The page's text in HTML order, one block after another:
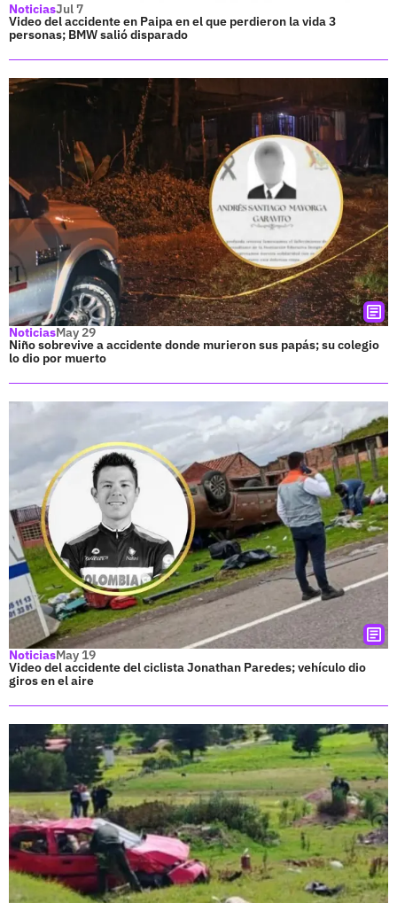
NoticiasJul 7
Video del accidente en Paipa en el que perdieron la vida 3
personas; BMW salió disparado
NoticiasMay 29
Niño sobrevive a accidente donde murieron sus papás; su colegio
lo dio por muerto
NoticiasMay 19
Video del accidente del ciclista Jonathan Paredes; vehículo dio
giros en el aire